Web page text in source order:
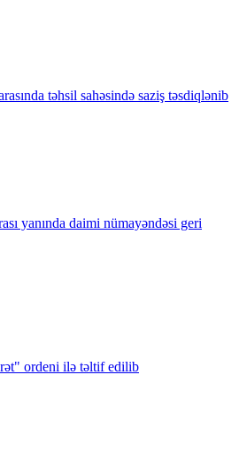
təhsil sahəsində saziş təsdiqlənib
yanında daimi nümayəndəsi geri
ordeni ilə təltif edilib